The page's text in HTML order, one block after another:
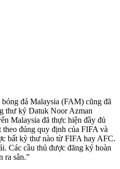
đá Malaysia (FAM) cũng đã
thư ký Datuk Noor Azman
Malaysia đã thực hiện đầy đủ
đúng quy định của FIFA và
bất kỳ thư nào từ FIFA hay AFC.
Các cầu thủ được đăng ký hoàn
ra sân.”